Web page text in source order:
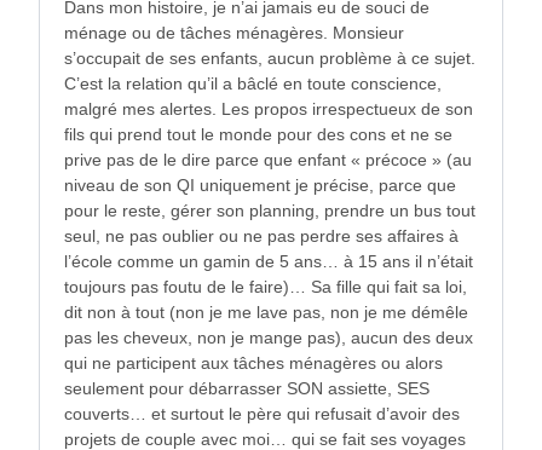
Dans mon histoire, je n’ai jamais eu de souci de
ménage ou de tâches ménagères. Monsieur
s’occupait de ses enfants, aucun problème à ce sujet.
C’est la relation qu’il a bâclé en toute conscience,
malgré mes alertes. Les propos irrespectueux de son
fils qui prend tout le monde pour des cons et ne se
prive pas de le dire parce que enfant « précoce » (au
niveau de son QI uniquement je précise, parce que
pour le reste, gérer son planning, prendre un bus tout
seul, ne pas oublier ou ne pas perdre ses affaires à
l’école comme un gamin de 5 ans… à 15 ans il n’était
toujours pas foutu de le faire)… Sa fille qui fait sa loi,
dit non à tout (non je me lave pas, non je me démêle
pas les cheveux, non je mange pas), aucun des deux
qui ne participent aux tâches ménagères ou alors
seulement pour débarrasser SON assiette, SES
couverts… et surtout le père qui refusait d’avoir des
projets de couple avec moi… qui se fait ses voyages